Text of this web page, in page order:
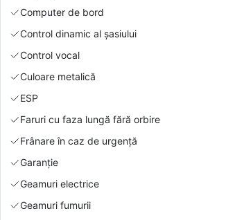
Computer de bord
Control dinamic al șasiului
Control vocal
Culoare metalică
ESP
Faruri cu faza lungă fără orbire
Frânare în caz de urgență
Garanție
Geamuri electrice
Geamuri fumurii